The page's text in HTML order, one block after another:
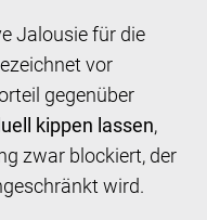
Jalousie für die
vor
gegenüber
kippen lassen,
zwar blockiert, der
wird.